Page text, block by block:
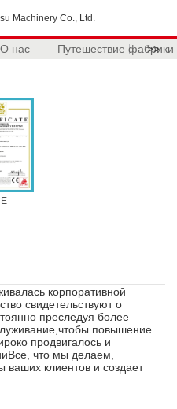
Machinery Co., Ltd.
О нас Путешествие фабрики
>>
корпоративной
свидетельствуют о
преследуя более
повышение
продвигалось и
что мы делаем,
ваших клиентов и создает